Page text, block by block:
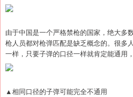
由于中国是一个严格禁枪的国家，绝大多
枪人员都对枪弹匹配是缺乏概念的。很多
一样，只要子弹的口径一样就肯定能通用
▲相同口径的子弹可能完全不通用